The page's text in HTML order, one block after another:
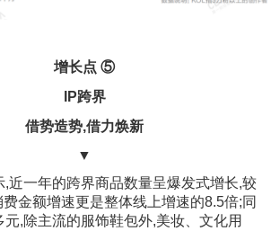
增长点 ⑤
IP跨界
借势造势,借力焕新
▼
,近一年的跨界商品数量呈爆发式增长,较
金额增速更是整体线上增速的8.5倍;同
,除主流的服饰鞋包外,美妆、文化用